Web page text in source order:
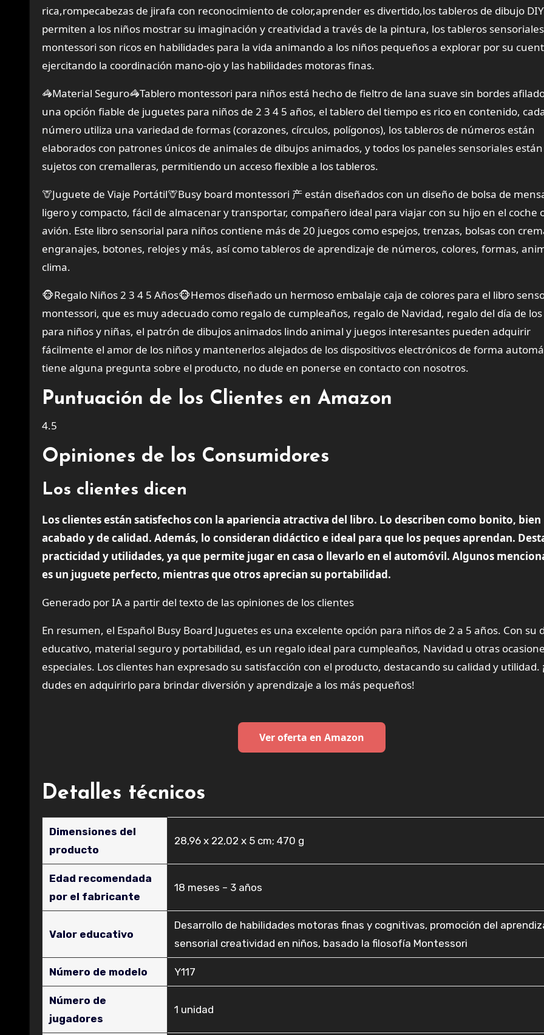
rica,rompecabezas de jirafa con reconocimiento de color,aprender es divertido,los tableros de dibujo DIY
permiten a los niños mostrar su imaginación y creatividad a través de la pintura, los tableros sensoriales
montessori son ricos en habilidades para la vida animando a los niños pequeños a explorar por su
ejercitando la coordinación mano-ojo y las habilidades motoras finas.
🦓Material Seguro🦓Tablero montessori para niños está hecho de fieltro de lana suave sin bordes
una opción fiable de juguetes para niños de 2 3 4 5 años, el tablero del tiempo es rico en contenido,
número utiliza una variedad de formas (corazones, círculos, polígonos), los tableros de números están
elaborados con patrones únicos de animales de dibujos animados, y todos los paneles sensoriales
sujetos con cremalleras, permitiendo un acceso flexible a los tableros.
🦒Juguete de Viaje Portátil🦒Busy board montessori 产 están diseñados con un diseño de bolsa de
ligero y compacto, fácil de almacenar y transportar, compañero ideal para viajar con su hijo en el coche
avión. Este libro sensorial para niños contiene más de 20 juegos como espejos, trenzas, bolsas con
engranajes, botones, relojes y más, así como tableros de aprendizaje de números, colores, formas,
clima.
🐵Regalo Niños 2 3 4 5 Años🐵Hemos diseñado un hermoso embalaje caja de colores para el libro
montessori, que es muy adecuado como regalo de cumpleaños, regalo de Navidad, regalo del día de
para niños y niñas, el patrón de dibujos animados lindo animal y juegos interesantes pueden adquirir
fácilmente el amor de los niños y mantenerlos alejados de los dispositivos electrónicos de forma
tiene alguna pregunta sobre el producto, no dude en ponerse en contacto con nosotros.
Puntuación de los Clientes en Amazon
4.5
Opiniones de los Consumidores
Los clientes dicen
Los clientes están satisfechos con la apariencia atractiva del libro. Lo describen como bonito, bien
acabado y de calidad. Además, lo consideran didáctico e ideal para que los peques aprendan.
practicidad y utilidades, ya que permite jugar en casa o llevarlo en el automóvil. Algunos
es un juguete perfecto, mientras que otros aprecian su portabilidad.
Generado por IA a partir del texto de las opiniones de los clientes
En resumen, el Español Busy Board Juguetes es una excelente opción para niños de 2 a 5 años. Con su
educativo, material seguro y portabilidad, es un regalo ideal para cumpleaños, Navidad u otras
especiales. Los clientes han expresado su satisfacción con el producto, destacando su calidad y utilidad.
dudes en adquirirlo para brindar diversión y aprendizaje a los más pequeños!
Ver oferta en Amazon
Detalles técnicos
Dimensiones del
producto
‎28,96 x 22,02 x 5 cm; 470 g
Edad recomendada
por el fabricante
‎18 meses – 3 años
Valor educativo
‎Desarrollo de habilidades motoras finas y cognitivas, promoción del
sensorial creatividad en niños, basado la filosofía Montessori
Número de modelo ‎Y117
Número de
jugadores
‎1 unidad